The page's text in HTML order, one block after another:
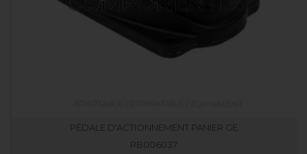
PÉDALE D'ACTIONNEMENT PANIER GE
RB006037